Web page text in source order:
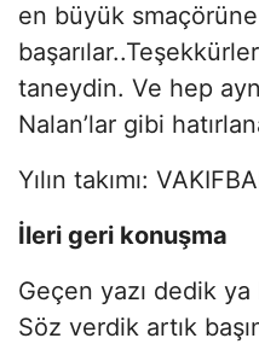
en büyük
taneydin. Ve hep
Nalan’lar gibi
Yılın takımı:
İleri geri konuşma
Geçen yazı dedik
Söz verdik artık